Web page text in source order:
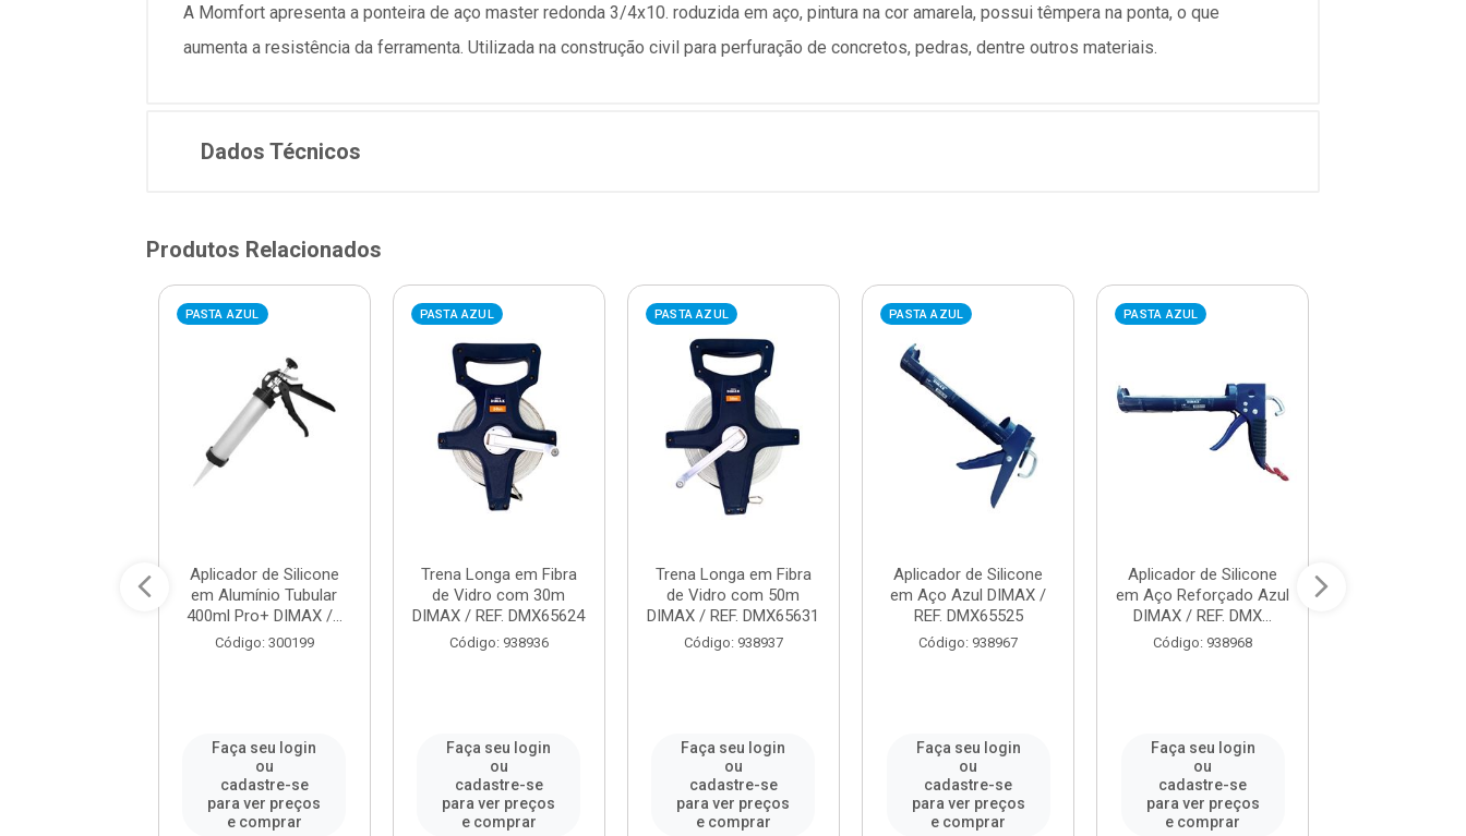
A Momfort apresenta a ponteira de aço master redonda 3/4x10. roduzida em aço, pintura na cor amarela, possui têmpera na ponta, o que
aumenta a resistência da ferramenta. Utilizada na construção civil para perfuração de concretos, pedras, dentre outros materiais.
Dados Técnicos
Produtos Relacionados
PASTA AZUL
Aplicador de Silicone
em Alumínio Tubular
400ml Pro+ DIMAX /...
Código: 300199
Faça seu login
ou
cadastre-se
para ver preços
e comprar
PASTA AZUL
Trena Longa em Fibra
de Vidro com 30m
DIMAX / REF. DMX65624
Código: 938936
Faça seu login
ou
cadastre-se
para ver preços
e comprar
PASTA AZUL
Trena Longa em Fibra
de Vidro com 50m
DIMAX / REF. DMX65631
Código: 938937
Faça seu login
ou
cadastre-se
para ver preços
e comprar
PASTA AZUL
Aplicador de Silicone
em Aço Azul DIMAX /
REF. DMX65525
Código: 938967
Faça seu login
ou
cadastre-se
para ver preços
e comprar
PASTA AZUL
Aplicador de Silicone
em Aço Reforçado Azul
DIMAX / REF. DMX...
Código: 938968
Faça seu login
ou
cadastre-se
para ver preços
e comprar